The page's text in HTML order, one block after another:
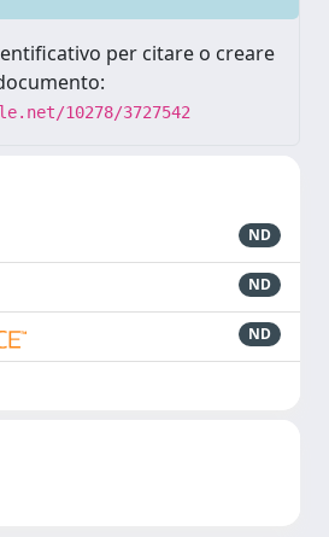
per citare o creare
10278/3727542
ND
ND
ND